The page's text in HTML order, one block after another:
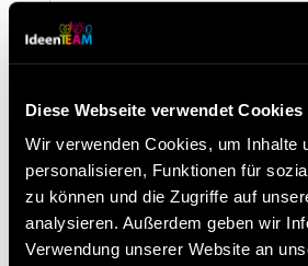
Diese Webseite verwendet Cookies
Wir verwenden Cookies, um Inhalte
personalisieren, Funktionen für
zu können und die Zugriffe auf
analysieren. Außerdem geben wir
Verwendung unserer Website an
ist das Ideenmanagement
dahinter. Unsere Weblösung
verpflichtende Maßnahme.Sie
Neueste Beiträge
Besuchen Sie uns beim Lean